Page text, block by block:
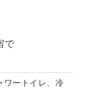
で
ワートイレ、冷